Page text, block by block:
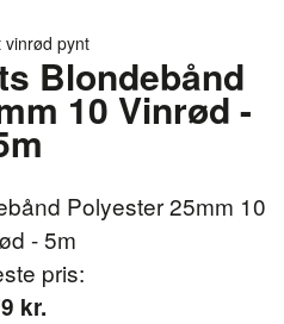
vinrød pynt
Blondebånd
10 Vinrød -
pris:
kr.